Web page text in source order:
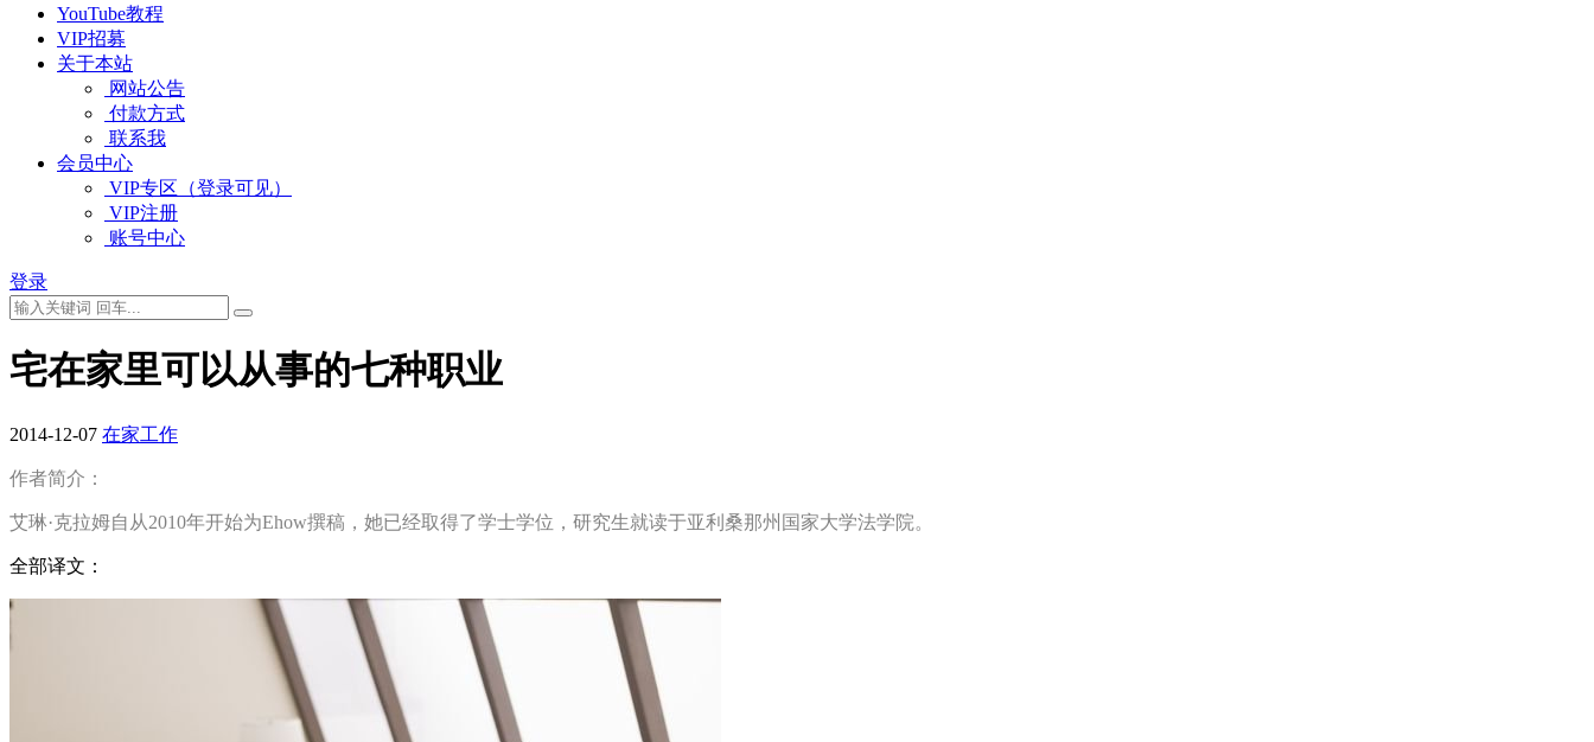
YouTube教程
VIP招募
关于本站
网站公告
付款方式
联系我
会员中心
VIP专区（登录可见）
VIP注册
账号中心
登录
宅在家里可以从事的七种职业
2014-12-07 在家工作
作者简介：
艾琳·克拉姆自从2010年开始为Ehow撰稿，她已经取得了学士学位，研究生就读于亚利桑那州国家大学法学院。
全部译文：